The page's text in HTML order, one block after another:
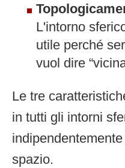
L'intorno
utile perché
vuol dire
Le tre
in tutti gli intorni
spazio.